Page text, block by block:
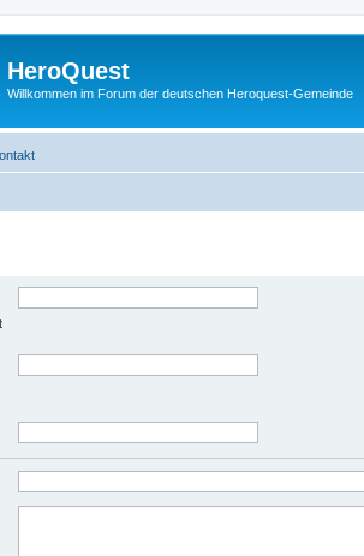
HeroQuest
Willkommen im Forum der deutschen Heroquest-Gemeinde